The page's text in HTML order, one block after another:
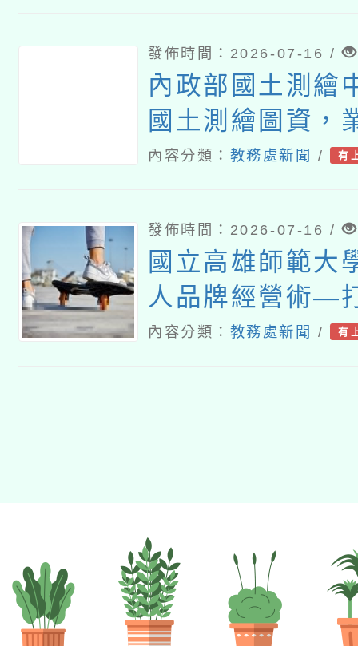
發佈時間：2026-07-16 /
內政部國土測繪
國土測繪圖資，
「成為識圖老馬
內容分類： 教務處新聞 / 有
發佈時間：2026-07-16 /
國立高雄師範大
人品牌經營術—
業形象與職涯競
內容分類： 教務處新聞 / 有